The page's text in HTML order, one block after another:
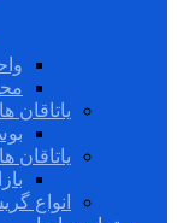
یاتاقان
انواع